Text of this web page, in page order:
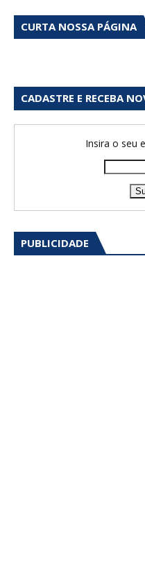
CURTA NOSSA PÁGINA
CADASTRE E RECEBA
Insira o seu
PUBLICIDADE